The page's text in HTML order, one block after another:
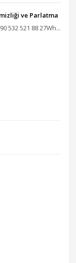
ve Parlatma
532 521 88 27Wh...